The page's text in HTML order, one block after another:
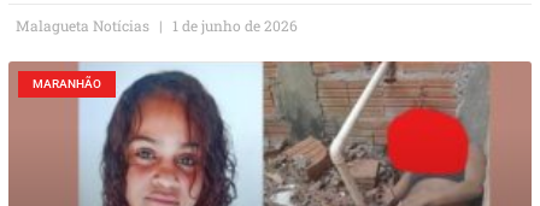
Malagueta Notícias 1 de junho de 2026
MARANHÃO